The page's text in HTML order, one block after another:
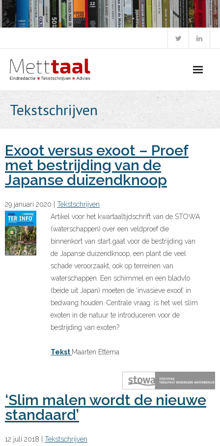
Skip
to
content
Tekstschrijven
Exoot versus exoot – Proef
met bestrijding van de
Japanse duizendknoop
29 januari 2020
Tekstschrijven
Artikel voor het kwartaaltijdschrift van de STOWA
(waterschappen) over een veldproef die
binnenkort van start gaat voor de bestrijding van
de Japanse duizendknoop, een plant die veel
schade veroorzaakt, ook op terreinen van
waterschappen. Een schimmel en een bladvlo
(beide uit Japan) moeten de ‘invasieve exoot’ in
bedwang houden. Centrale vraag: is het wel slim
exoten in de natuur te introduceren voor de
bestrijding van exoten?
Tekst Maarten Ettema
‘Slim malen wordt de nieuwe
standaard’
12 juli 2018
Tekstschrijven